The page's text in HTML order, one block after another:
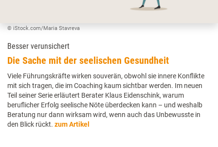
© iStock.com/Maria Stavreva
Besser verunsichert
Die Sache mit der seelischen Gesundheit
Viele Führungskräfte wirken souverän, obwohl sie innere Konflikte
mit sich tragen, die im Coaching kaum sichtbar werden. Im neuen
Teil seiner Serie erläutert Berater Klaus Eidenschink, warum
beruflicher Erfolg seelische Nöte überdecken kann – und weshalb
Beratung nur dann wirksam wird, wenn auch das Unbewusste in
den Blick rückt. zum Artikel